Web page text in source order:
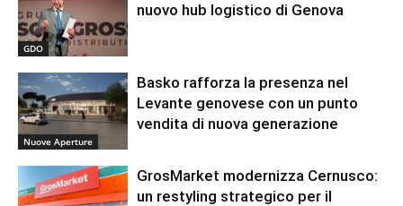
GDO
nuovo hub logistico di Genova
Nuove Aperture
Basko rafforza la presenza nel
Levante genovese con un punto
vendita di nuova generazione
GrosMarket modernizza Cernusco:
un restyling strategico per il